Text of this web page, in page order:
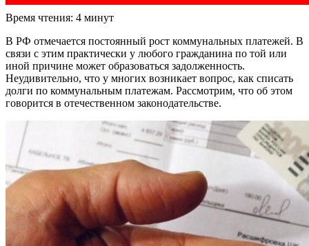
Время чтения: 4 минут
В РФ отмечается постоянный рост коммунальных платежей. В
связи с этим практически у любого гражданина по той или
иной причине может образоваться задолженность.
Неудивительно, что у многих возникает вопрос, как списать
долги по коммунальным платежам. Рассмотрим, что об этом
говорится в отечественном законодательстве.